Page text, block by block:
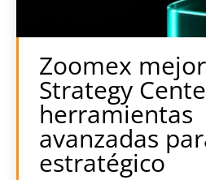
Zoomex
Strategy
herramientas
avanzadas
estratégico